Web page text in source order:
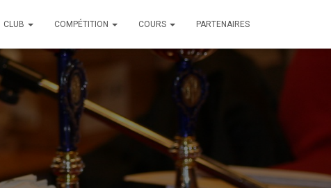
CLUB COMPÉTITION COURS PARTENAIRES